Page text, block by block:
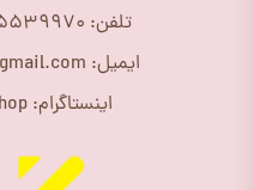
تلفن: 09195539970 (10 الی 18 )
ایمیل: purehome1399@gmail.com
اینستاگرام: purehome_shop@